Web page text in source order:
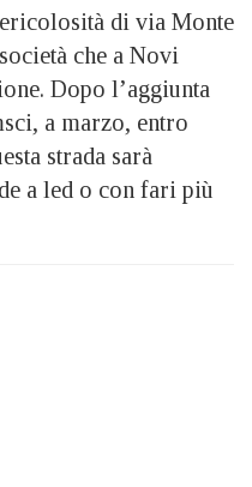
di via Monte
che a Novi
Dopo l’aggiunta
a marzo, entro
strada sarà
a led o con fari più